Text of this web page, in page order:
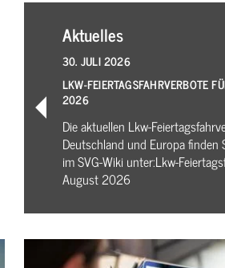
Aktuelles
30. JULI 2026
LKW-FEIERTAGSFAHRVERBOTE
2026
Die aktuellen Lkw-
Deutschland und Europa finden
im SVG-Wiki unter:Lkw-
August 2026